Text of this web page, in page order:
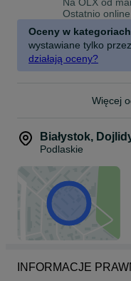
przed przystąpieniem
alkaiczne.Ostatnio
Oceny w
wystawiane tylko
działają oceny?
Więcej
Białystok,
Podlaskie
INFORMACJE